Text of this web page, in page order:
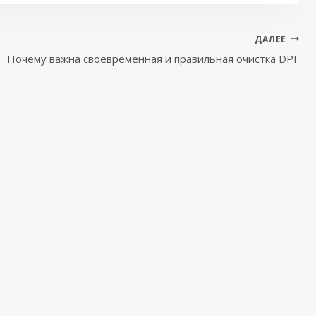
ДАЛЕЕ
Почему важна своевременная и правильная очистка DPF